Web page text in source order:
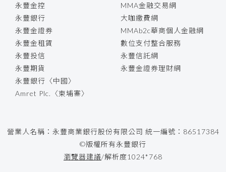
永豐金控
永豐銀行
永豐金證券
永豐金租賃
永豐投信
永豐期貨
永豐銀行〈中國〉
Amret Plc.〈柬埔寨〉
MMA金融交易網
大咖繳費網
MMAb2c華商個人金融網
數位支付整合服務
永豐信託網
永豐金證券理財網
營業人名稱：永豐商業銀行股份有限公司 統一編號：86517384
©版權所有永豐銀行
瀏覽器建議/解析度1024*768